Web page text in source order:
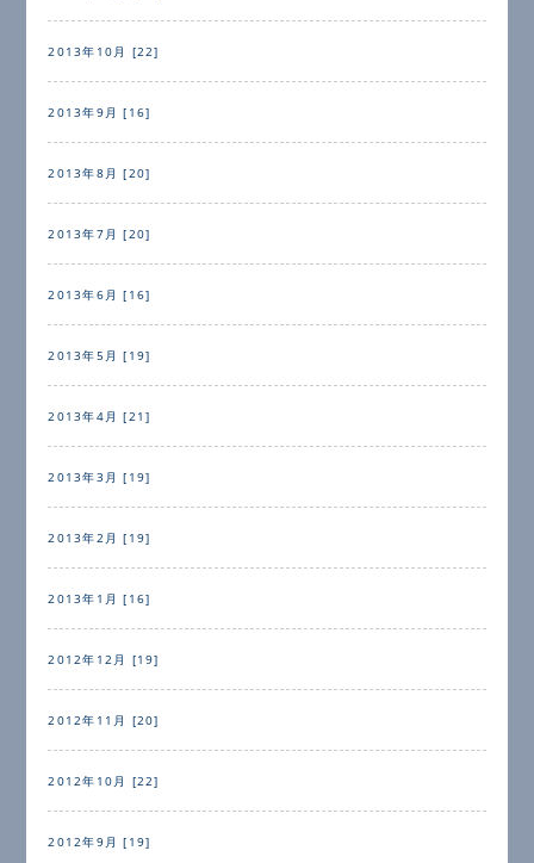
2013年10月 [22]
2013年9月 [16]
2013年8月 [20]
2013年7月 [20]
2013年6月 [16]
2013年5月 [19]
2013年4月 [21]
2013年3月 [19]
2013年2月 [19]
2013年1月 [16]
2012年12月 [19]
2012年11月 [20]
2012年10月 [22]
2012年9月 [19]